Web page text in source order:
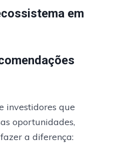
em
investidores que
oportunidades,
a diferença: